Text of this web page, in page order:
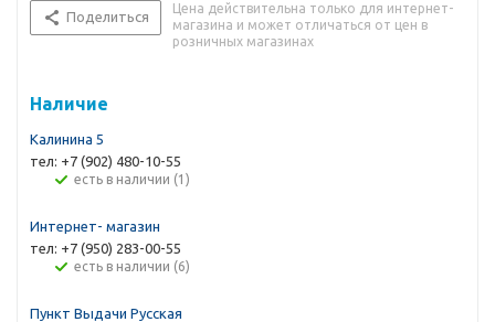
Поделиться
Цена действительна только для интернет-
магазина и может отличаться от цен в
розничных магазинах
Наличие
Калинина 5
тел: +7 (902) 480-10-55
Есть в наличии (1)
Интернет- магазин
тел: +7 (950) 283-00-55
Есть в наличии (6)
Пункт Выдачи Русская